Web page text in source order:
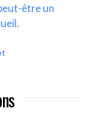
être un